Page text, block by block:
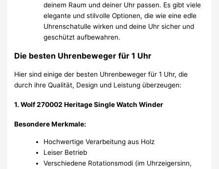
deinem Raum und deiner Uhr passen. Es gibt viele
elegante und stilvolle Optionen, die wie eine edle
Uhrenschatulle wirken und deine Uhr sicher und
geschützt aufbewahren.
Die besten Uhrenbeweger für 1 Uhr
Hier sind einige der besten Uhrenbeweger für 1 Uhr, die
durch ihre Qualität, Design und Leistung überzeugen:
1. Wolf 270002 Heritage Single Watch Winder
Besondere Merkmale:
Hochwertige Verarbeitung aus Holz
Leiser Betrieb
Verschiedene Rotationsmodi (im Uhrzeigersinn,